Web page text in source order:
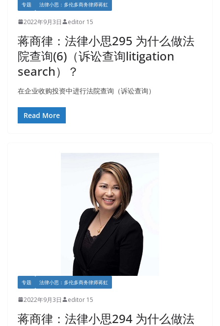
专题 法律小思：多伦多商务律师蒋虹
2022年9月3日 editor 15
蒋商律：法律小思295 为什么做法
院查询(6)（诉讼查询litigation
search）？
在企业收购投资中进行法院查询（诉讼查询）
Read More
专题 法律小思：多伦多商务律师蒋虹
2022年9月3日 editor 15
蒋商律：法律小思294 为什么做法